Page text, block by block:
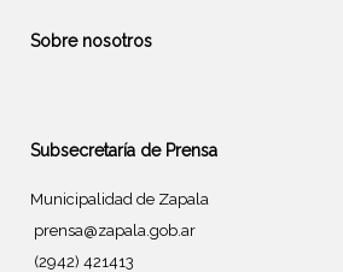
Sobre nosotros
Subsecretaría de Prensa
Municipalidad de Zapala
prensa@zapala.gob.ar
(2942) 421413